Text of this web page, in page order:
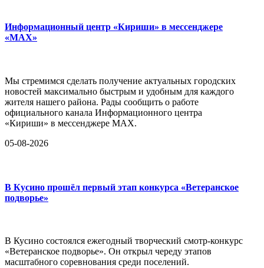
Информационный центр «Кириши» в мессенджере
«MAX»
Мы стремимся сделать получение актуальных городских
новостей максимально быстрым и удобным для каждого
жителя нашего района. Рады сообщить о работе
официального канала Информационного центра
«Кириши» в мессенджере MAX.
05-08-2026
В Кусино прошёл первый этап конкурса «Ветеранское
подворье»
В Кусино состоялся ежегодный творческий смотр-конкурс
«Ветеранское подворье». Он открыл череду этапов
масштабного соревнования среди поселений.